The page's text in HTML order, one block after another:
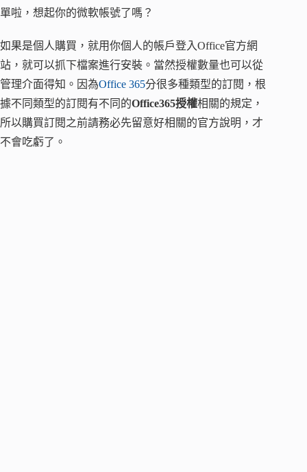
單啦，想起你的微軟帳號了嗎？
如果是個人購買，就用你個人的帳戶登入Office官方網
站，就可以抓下檔案進行安裝。當然授權數量也可以從
管理介面得知。因為Office 365分很多種類型的訂閱，根
據不同類型的訂閱有不同的Office365授權相關的規定，
所以購買訂閱之前請務必先留意好相關的官方說明，才
不會吃虧了。